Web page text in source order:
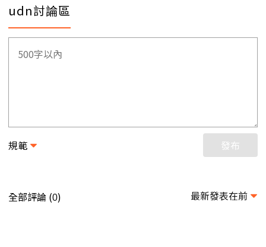
udn討論區
規範 發布
全部評論 (0) 最新發表在前